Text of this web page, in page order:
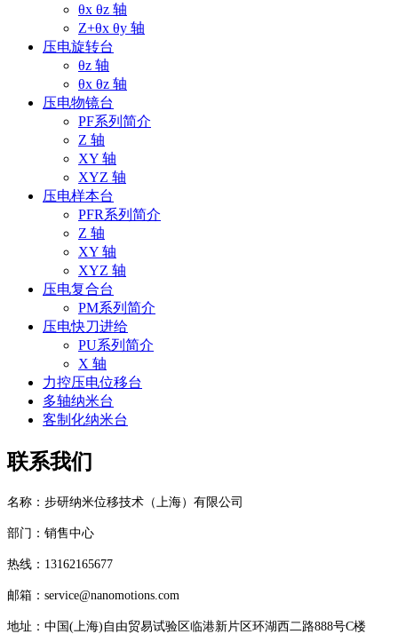
θx θz 轴
Z+θx θy 轴
压电旋转台
θz 轴
θx θz 轴
压电物镜台
PF系列简介
Z 轴
XY 轴
XYZ 轴
压电样本台
PFR系列简介
Z 轴
XY 轴
XYZ 轴
压电复合台
PM系列简介
压电快刀进给
PU系列简介
X 轴
力控压电位移台
多轴纳米台
客制化纳米台
联系我们
名称：步研纳米位移技术（上海）有限公司
部门：销售中心
热线：13162165677
邮箱：service@nanomotions.com
地址：中国(上海)自由贸易试验区临港新片区环湖西二路888号C楼